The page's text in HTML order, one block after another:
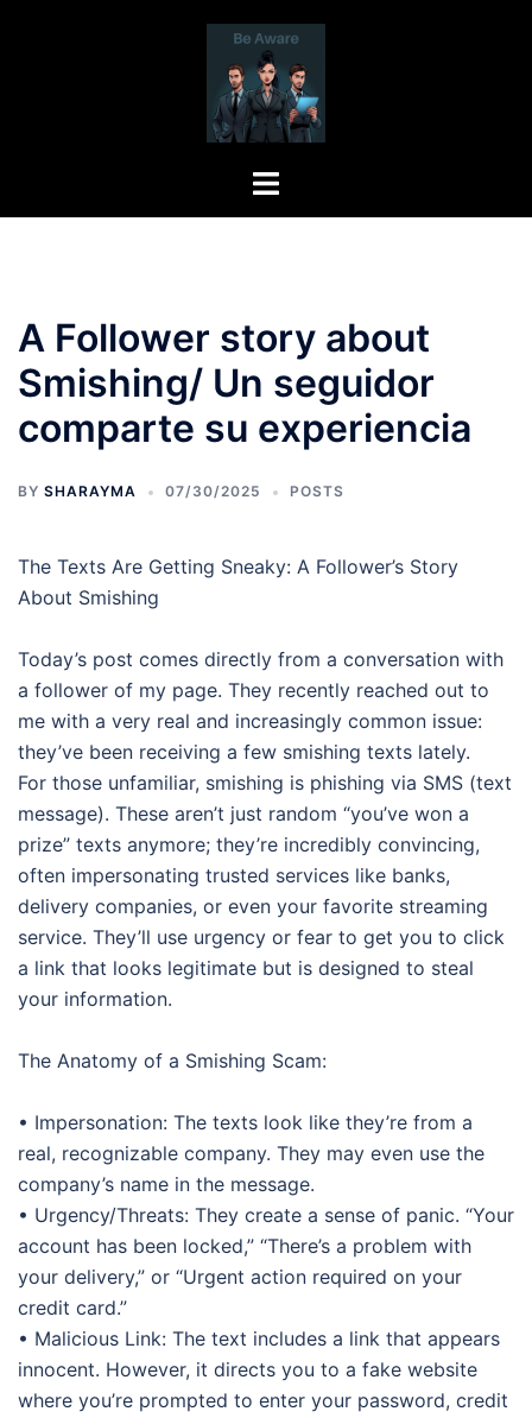
Toggle
A Follower story about
Smishing/ Un seguidor
comparte su experiencia
BY SHARAYMA 07/30/2025 POSTS
The Texts Are Getting Sneaky: A Follower’s Story
About Smishing
Today’s post comes directly from a conversation with
a follower of my page. They recently reached out to
me with a very real and increasingly common issue:
they’ve been receiving a few smishing texts lately.
For those unfamiliar, smishing is phishing via SMS (text
message). These aren’t just random “you’ve won a
prize” texts anymore; they’re incredibly convincing,
often impersonating trusted services like banks,
delivery companies, or even your favorite streaming
service. They’ll use urgency or fear to get you to click
a link that looks legitimate but is designed to steal
your information.
The Anatomy of a Smishing Scam:
• Impersonation: The texts look like they’re from a
real, recognizable company. They may even use the
company’s name in the message.
• Urgency/Threats: They create a sense of panic. “Your
account has been locked,” “There’s a problem with
your delivery,” or “Urgent action required on your
credit card.”
• Malicious Link: The text includes a link that appears
innocent. However, it directs you to a fake website
where you’re prompted to enter your password, credit